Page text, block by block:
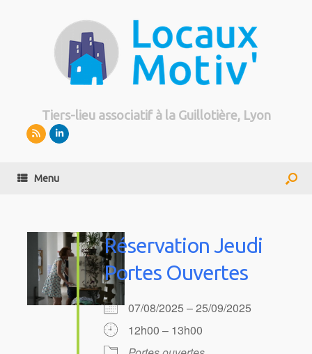
Tiers-lieu associatif à la Guillotière, Lyon
Menu
Réservation Jeudi
Portes Ouvertes
07/08/2025 – 25/09/2025
12h00 – 13h00